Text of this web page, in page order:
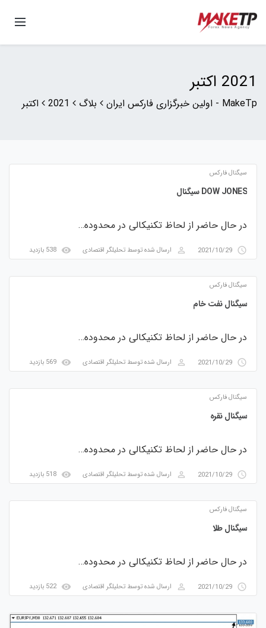
2021 اکتبر
MakeTp - اولین خبرگزاری فارکس ایران بلاگ 2021 اکتبر
سیگنال فارکس
DOW JONES سیگنال
در حال حاضر از لحاظ تکنیکالی در محدوده…
access_time
2021/10/29
perm_identity ارسال شده توسط تحلیلگر اقتصادی visibility
سیگنال فارکس
سیگنال نفت خام
در حال حاضر از لحاظ تکنیکالی در محدوده…
access_time
2021/10/29
perm_identity ارسال شده توسط تحلیلگر اقتصادی visibility
سیگنال فارکس
سیگنال نقره
در حال حاضر از لحاظ تکنیکالی در محدوده…
access_time
2021/10/29
perm_identity ارسال شده توسط تحلیلگر اقتصادی visibility
سیگنال فارکس
سیگنال طلا
در حال حاضر از لحاظ تکنیکالی در محدوده…
access_time
2021/10/29
perm_identity ارسال شده توسط تحلیلگر اقتصادی visibility 522 بازدید